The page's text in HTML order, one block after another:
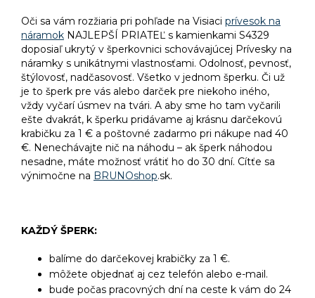
Oči sa vám rozžiaria pri pohľade na Visiaci prívesok na
náramok NAJLEPŠÍ PRIATEĽ s kamienkami S4329
doposiaľ ukrytý v šperkovnici schovávajúcej Prívesky na
náramky s unikátnymi vlastnosťami. Odolnosť, pevnosť,
štýlovosť, nadčasovosť. Všetko v jednom šperku. Či už
je to šperk pre vás alebo darček pre niekoho iného,
vždy vyčarí úsmev na tvári. A aby sme ho tam vyčarili
ešte dvakrát, k šperku pridávame aj krásnu darčekovú
krabičku za 1 € a poštovné zadarmo pri nákupe nad 40
€. Nenechávajte nič na náhodu – ak šperk náhodou
nesadne, máte možnosť vrátiť ho do 30 dní. Cítťe sa
výnimočne na BRUNOshop.sk.
KAŽDÝ ŠPERK:
balíme do darčekovej krabičky za 1 €.
môžete objednať aj cez telefón alebo e-mail.
bude počas pracovných dní na ceste k vám do 24